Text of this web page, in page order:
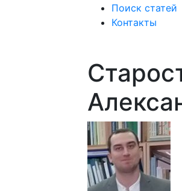
Поиск статей
Контакты